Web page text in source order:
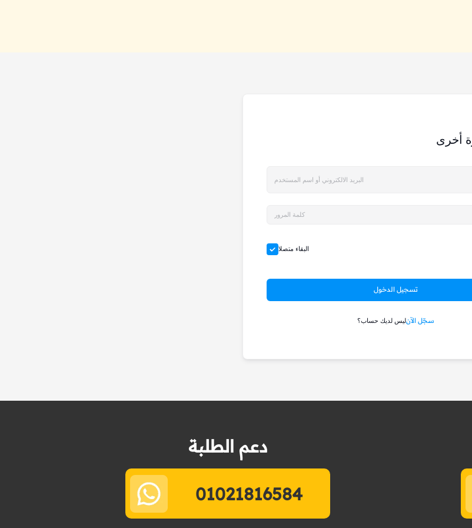
البقاء متصلا
تسجيل الدخول
ليس لديك حساب؟سجّل الآن
دعم الطلبة
01021816584